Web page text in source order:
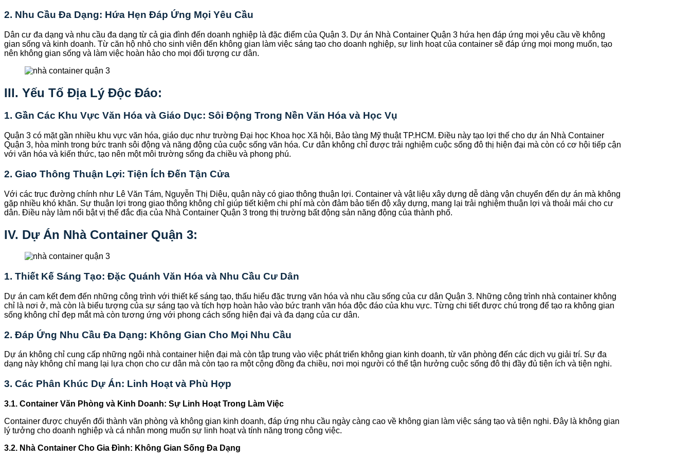
2. Nhu Cầu Đa Dạng: Hứa Hẹn Đáp Ứng Mọi Yêu Cầu
Dân cư đa dạng và nhu cầu đa dạng từ cả gia đình đến doanh nghiệp là đặc điểm của Quận 3. Dự án Nhà Container Quận 3 hứa hẹn đáp ứng mọi yêu cầu về không
gian sống và kinh doanh. Từ căn hộ nhỏ cho sinh viên đến không gian làm việc sáng tạo cho doanh nghiệp, sự linh hoạt của container sẽ đáp ứng mọi mong muốn, tạo
nên không gian sống và làm việc hoàn hảo cho mọi đối tượng cư dân.
III. Yếu Tố Địa Lý Độc Đáo:
1. Gần Các Khu Vực Văn Hóa và Giáo Dục: Sôi Động Trong Nền Văn Hóa và Học Vụ
Quận 3 có mặt gần nhiều khu vực văn hóa, giáo dục như trường Đại học Khoa học Xã hội, Bảo tàng Mỹ thuật TP.HCM. Điều này tạo lợi thế cho dự án Nhà Container
Quận 3, hòa mình trong bức tranh sôi động và năng động của cuộc sống văn hóa. Cư dân không chỉ được trải nghiệm cuộc sống đô thị hiện đại mà còn có cơ hội tiếp cận
với văn hóa và kiến thức, tạo nên một môi trường sống đa chiều và phong phú.
2. Giao Thông Thuận Lợi: Tiện Ích Đến Tận Cửa
Với các trục đường chính như Lê Văn Tám, Nguyễn Thị Diệu, quận này có giao thông thuận lợi. Container và vật liệu xây dựng dễ dàng vận chuyển đến dự án mà không
gặp nhiều khó khăn. Sự thuận lợi trong giao thông không chỉ giúp tiết kiệm chi phí mà còn đảm bảo tiến độ xây dựng, mang lại trải nghiệm thuận lợi và thoải mái cho cư
dân. Điều này làm nổi bật vị thế đắc địa của Nhà Container Quận 3 trong thị trường bất động sản năng động của thành phố.
IV. Dự Án Nhà Container Quận 3:
1. Thiết Kế Sáng Tạo: Đặc Quánh Văn Hóa và Nhu Cầu Cư Dân
Dự án cam kết đem đến những công trình với thiết kế sáng tạo, thấu hiểu đặc trưng văn hóa và nhu cầu sống của cư dân Quận 3. Những công trình nhà container không
chỉ là nơi ở, mà còn là biểu tượng của sự sáng tạo và tích hợp hoàn hảo vào bức tranh văn hóa độc đáo của khu vực. Từng chi tiết được chú trọng để tạo ra không gian
sống không chỉ đẹp mắt mà còn tương ứng với phong cách sống hiện đại và đa dạng của cư dân.
2. Đáp Ứng Nhu Cầu Đa Dạng: Không Gian Cho Mọi Nhu Cầu
Dự án không chỉ cung cấp những ngôi nhà container hiện đại mà còn tập trung vào việc phát triển không gian kinh doanh, từ văn phòng đến các dịch vụ giải trí. Sự đa
dạng này không chỉ mang lại lựa chọn cho cư dân mà còn tạo ra một cộng đồng đa chiều, nơi mọi người có thể tận hưởng cuộc sống đô thị đầy đủ tiện ích và tiện nghi.
3. Các Phân Khúc Dự Án: Linh Hoạt và Phù Hợp
3.1. Container Văn Phòng và Kinh Doanh: Sự Linh Hoạt Trong Làm Việc
Container được chuyển đổi thành văn phòng và không gian kinh doanh, đáp ứng nhu cầu ngày càng cao về không gian làm việc sáng tạo và tiện nghi. Đây là không gian
lý tưởng cho doanh nghiệp và cá nhân mong muốn sự linh hoạt và tính năng trong công việc.
3.2. Nhà Container Cho Gia Đình: Không Gian Sống Đa Dạng